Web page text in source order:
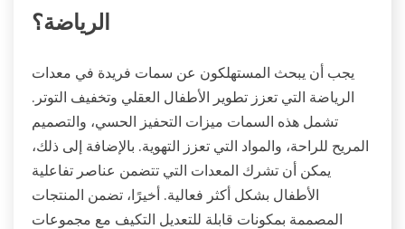
الرياضة؟
يجب أن يبحث المستهلكون عن سمات فريدة في معدات
الرياضة التي تعزز تطوير الأطفال العقلي وتخفيف التوتر.
تشمل هذه السمات ميزات التحفيز الحسي، والتصميم
المريح للراحة، والمواد التي تعزز التهوية. بالإضافة إلى ذلك،
يمكن أن تشرك المعدات التي تتضمن عناصر تفاعلية
الأطفال بشكل أكثر فعالية. أخيرًا، تضمن المنتجات
المصممة بمكونات قابلة للتعديل التكيف مع مجموعات